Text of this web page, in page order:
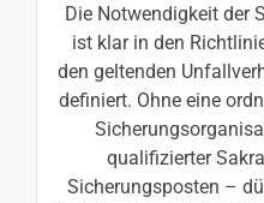
Die Notwendigkeit der
ist klar in den
den geltenden
definiert. Ohne eine
qualifizierter
Sicherungsposten –